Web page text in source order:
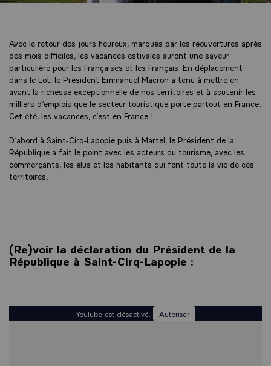
Avec le retour des jours heureux, marqués par les réouvertures après
des mois difficiles, les vacances estivales auront une saveur
particulière pour les Françaises et les Français. En déplacement
dans le Lot, le Président Emmanuel Macron a tenu à mettre en
avant la richesse exceptionnelle de nos territoires et à soutenir les
milliers d’emplois que le secteur touristique porte partout en France.
Cet été, les vacances, c’est en France !
D’abord à Saint-Cirq-Lapopie puis à Martel, le Président de la
République a fait le point avec les acteurs du tourisme, avec les
commerçants, les élus et les habitants qui font toute la vie de ces
territoires.
(Re)voir la déclaration du Président de la
République à Saint-Cirq-Lapopie :
YouTube est désactivé. Autoriser